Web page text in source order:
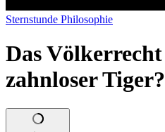
Sternstunde Philosophie
Das
zahnloser Tiger?